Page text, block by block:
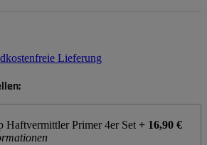
Lieferung
Haftvermittler Primer 4er Set + 16,90 €